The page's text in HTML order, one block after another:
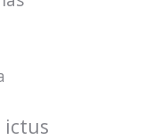
ictus